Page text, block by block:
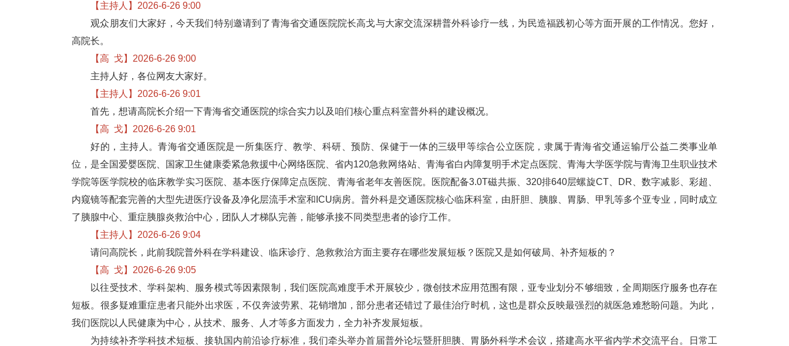
【主持人】2026-6-26 9:00
观众朋友们大家好，今天我们特别 邀请到了青海省交通医院院长高戈与大家交流深耕普外科诊疗一线 ， 为民造福践初心等方面开展的工作情况。 您好，
高院长。
【高 戈】2026-6-26 9:00
主持人好 ， 各位网友大家好。
【主持人】2026-6-26 9:01
首先，想请高院长介绍一下青海省交通医院的综合实力以及咱们核心重点科室普外科的建设概况。
【高 戈】2026-6-26 9:01
好的，主持人。青海省交通医院是一所集医疗、教学、科研、预防、保健于一体的三级甲等综合公立医院，隶属于青海省交通运输厅公益二类事业单
位，是全国爱婴医院、国家卫生健康委紧急救援中心网络医院、省内120急救网络站、青海省白内障复明手术定点医院、青海大学医学院与青海卫生职业技术
学院等医学院校的临床教学实习医院、基本医疗保障定点医院、青海省老年友善医院。医院配备3.0T磁共振、320排640层螺旋CT、DR、数字减影、彩超、
内窥镜等配套完善的大型先进医疗设备及净化层流手术室和ICU病房。普外科是交通 医院核心临床科室， 由 肝胆、胰腺、胃肠、甲乳等多个亚专业， 同时成立
了胰腺中心、重症胰腺炎救治中心，团队人才梯队完善，能够承接不同类型患者的诊疗工作。
【主持人】2026-6-26 9:04
请问高院长，此前我院普外科在学科建设、临床诊疗、急救救治方面主要存在哪些发展短板？医院又是如何破局、补齐短板的？
【高 戈】2026-6-26 9:05
以往受技术、学科架构、服务模式等因素限制，我们医院高难度手术开展较少，微创技术应用范围有限，亚专业划分不够细致，全周期医疗服务也存在
短板。很多疑难重症患者只能外出求医，不仅奔波劳累、花销增加，部分患者还错过了最佳治疗时机，这也是群众反映最强烈的就医急难愁盼问题。为此，
我们医院 以人民健康为中心，从技术、服务、人才等多方面发力，全力补齐发展短板。
为持续补齐学科技术短板、接轨国内前沿诊疗标准，我们牵头举办首届普外论坛暨肝胆胰、胃肠外科学术会议，搭建高水平省内学术交流平台。日常工